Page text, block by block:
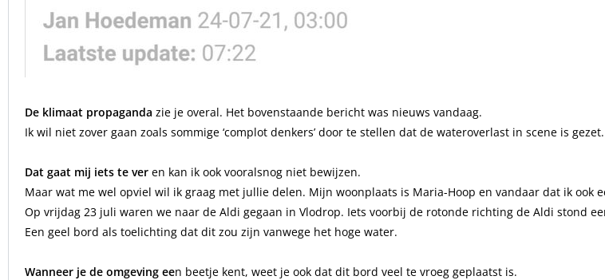
De klimaat propaganda zie je overal. Het bovenstaande bericht was nieuws vandaag.
Ik wil niet zover gaan zoals sommige ‘complot denkers’ door te stellen dat de wateroverlast in scene is gezet.
Dat gaat mij iets te ver en kan ik ook vooralsnog niet bewijzen.
Maar wat me wel opviel wil ik graag met jullie delen. Mijn woonplaats is Maria-Hoop en vandaar dat ik ook
Op vrijdag 23 juli waren we naar de Aldi gegaan in Vlodrop. Iets voorbij de rotonde richting de Aldi stond
Een geel bord als toelichting dat dit zou zijn vanwege het hoge water.
Wanneer je de omgeving een beetje kent, weet je ook dat dit bord veel te vroeg geplaatst is.